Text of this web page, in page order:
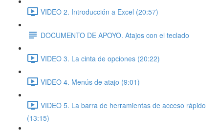
VIDEO 2. Introducción a Excel (20:57)
DOCUMENTO DE APOYO. Atajos con el teclado
VIDEO 3. La cinta de opciones (20:22)
VIDEO 4. Menús de atajo (9:01)
VIDEO 5. La barra de herramientas de acceso rápido
(13:15)